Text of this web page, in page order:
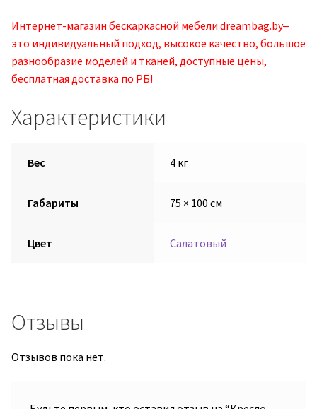
Интернет-магазин бескаркасной мебели dreambag.by‒
это индивидуальный подход, высокое качество, большое
разнообразие моделей и тканей, доступные цены,
бесплатная доставка по РБ!
Характеристики
Вес 4 кг
Габариты 75 × 100 см
Цвет Салатовый
Отзывы
Отзывов пока нет.